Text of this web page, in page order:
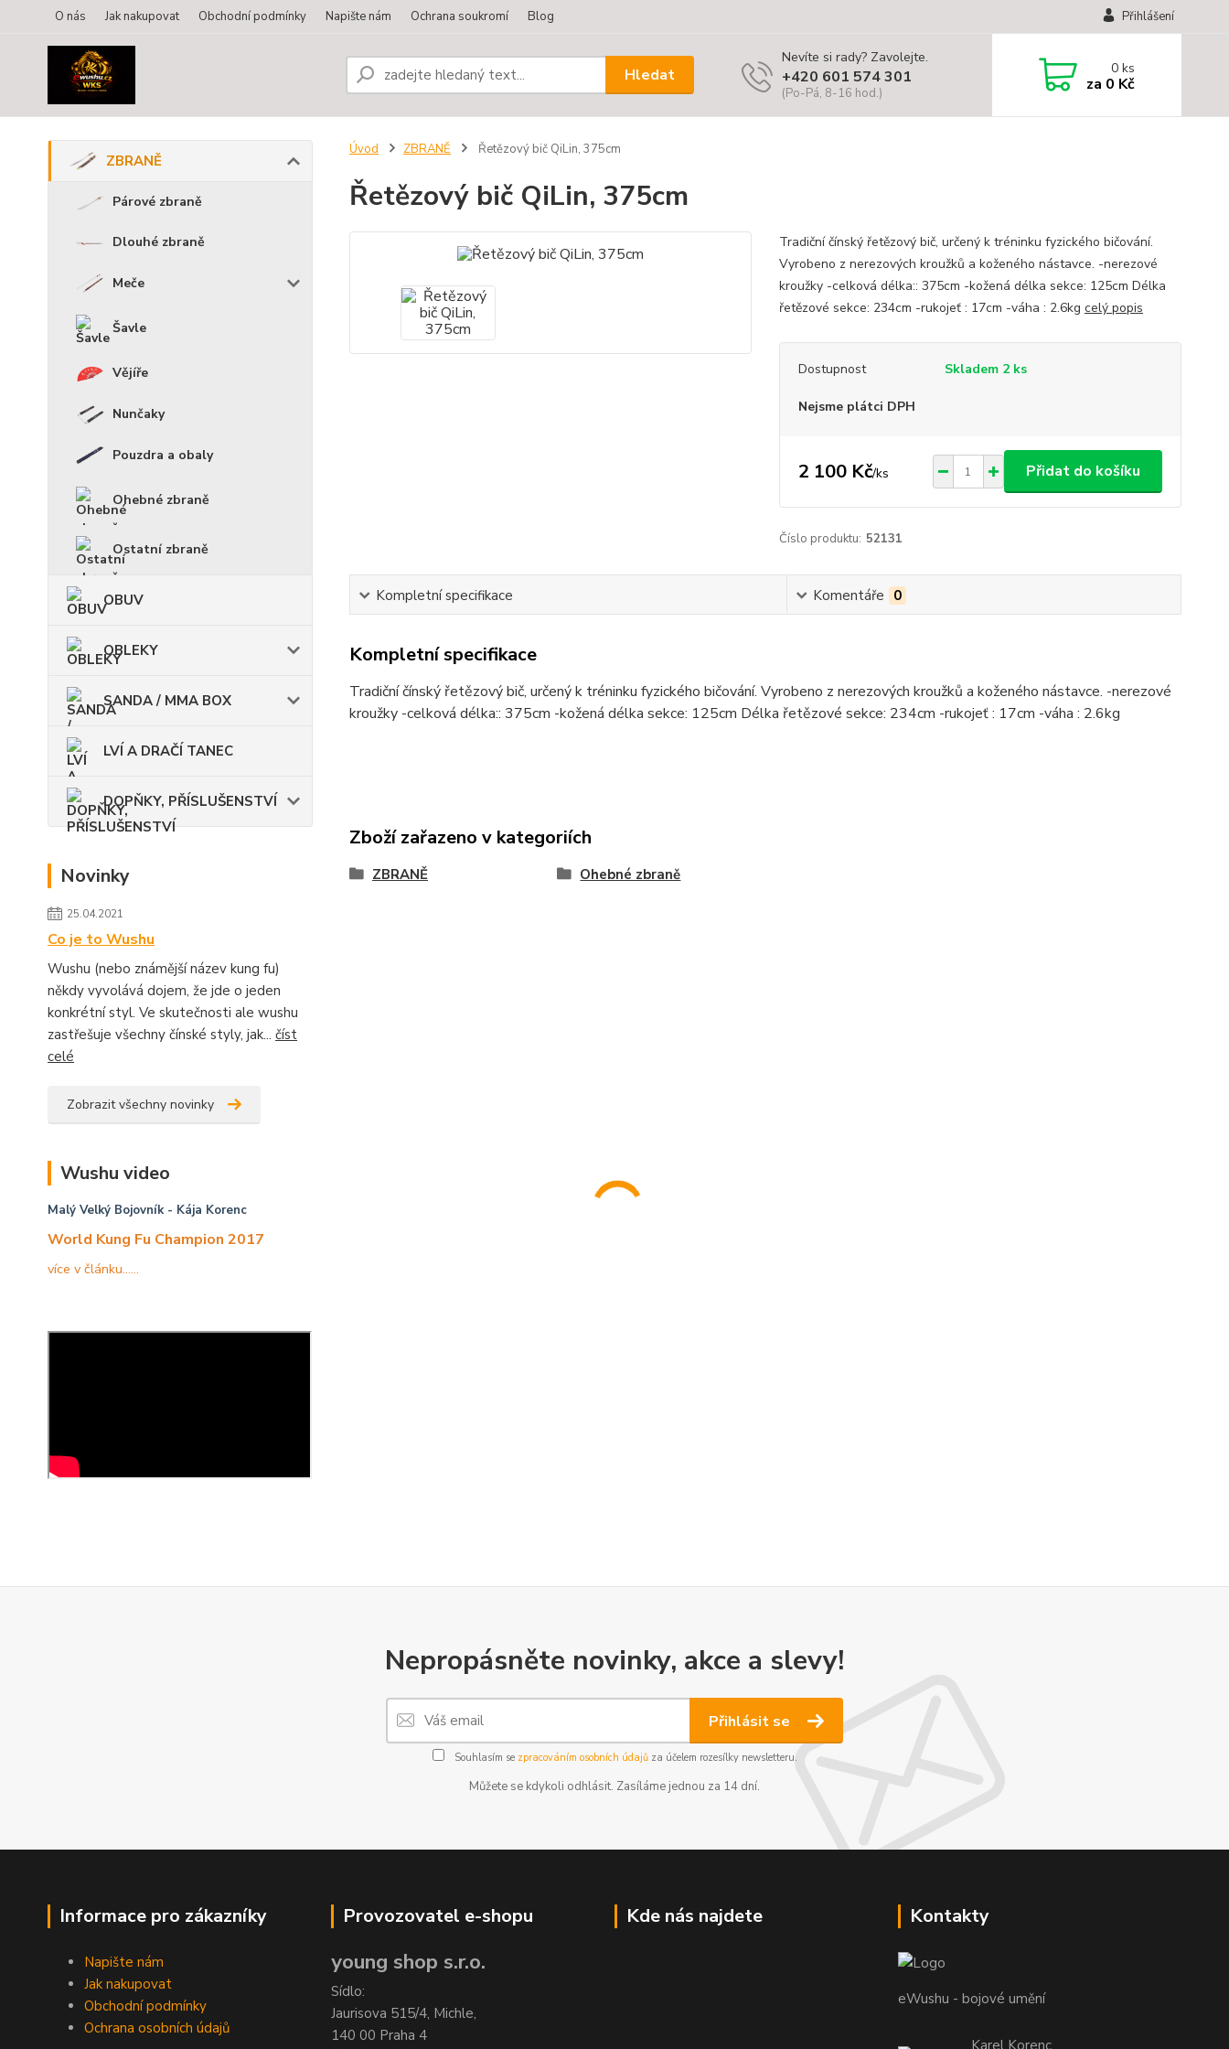
O nás Jak nakupovat Obchodní podmínky Napište nám Ochrana soukromí Blog Přihlášení
Hledat
Nevíte si rady? Zavolejte.
+420 601 574 301
(Po-Pá, 8-16 hod.)
0ks
za 0 Kč
ZBRANĚ
Párové zbraně
Dlouhé zbraně
Meče
Šavle
Vějíře
Nunčaky
Pouzdra a obaly
Ohebné zbraně
Ostatní zbraně
OBUV
OBLEKY
SANDA / MMA BOX
LVÍ A DRAČÍ TANEC
DOPŇKY, PŘÍSLUŠENSTVÍ
Novinky
25.04.2021
Co je to Wushu
Wushu (nebo známější název kung fu)
někdy vyvolává dojem, že jde o jeden
konkrétní styl. Ve skutečnosti ale wushu
zastřešuje všechny čínské styly, jak... číst
celé
Zobrazit všechny novinky
Wushu video
Malý Velký Bojovník- Kája Korenc
World Kung Fu Champion 2017
více v článku......
Úvod ZBRANĚ Řetězový bič QiLin, 375cm
Řetězový bič QiLin, 375cm
Tradiční čínský řetězový bič, určený k tréninku fyzického bičování.
Vyrobeno z nerezových kroužků a koženého nástavce. -nerezové
kroužky -celková délka:: 375cm -kožená délka sekce: 125cm Délka
řetězové sekce: 234cm -rukojeť : 17cm -váha : 2.6kg celý popis
Dostupnost Skladem 2 ks
Nejsme plátci DPH
2 100 Kč/ks Přidat do košíku
Číslo produktu: 52131
Kompletní specifikace Komentáře 0
Kompletní specifikace
Tradiční čínský řetězový bič, určený k tréninku fyzického bičování. Vyrobeno z nerezových kroužků a koženého nástavce. -nerezové
kroužky -celková délka:: 375cm -kožená délka sekce: 125cm Délka řetězové sekce: 234cm -rukojeť : 17cm -váha : 2.6kg
Zboží zařazeno v kategoriích
ZBRANĚ Ohebné zbraně
Nepropásněte novinky, akce a slevy!
Přihlásit se
Souhlasím se zpracováním osobních údajůza účelem rozesílky newsletteru.
Můžete se kdykoli odhlásit. Zasíláme jednou za 14 dní.
Informace pro zákazníky
Napište nám
Jak nakupovat
Obchodní podmínky
Ochrana osobních údajů
Provozovatel e-shopu
young shop s.r.o.
Sídlo:
Jaurisova 515/4, Michle,
140 00 Praha 4
Kde nás najdete Kontakty
eWushu - bojové umění